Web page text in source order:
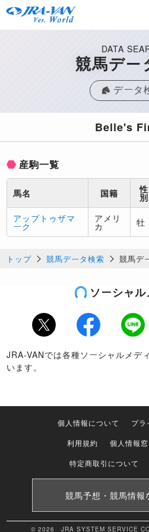
DATA
競馬デー
データ
Belle's
産駒一覧
馬名 国籍 性
別
アップトゥザマ
ーク
アメリ
カ 牡
トップ 競馬データ検索 競馬デ
ソーシャ
Twitter Facebook LINE
JRA-VANでは各種ソーシャルメデ
います。
個人情報について
プラ
利用規約
個人情報窓
特定商取引について
競馬予想・競馬情報
© 2026 JRA SYSTEM SERVICE